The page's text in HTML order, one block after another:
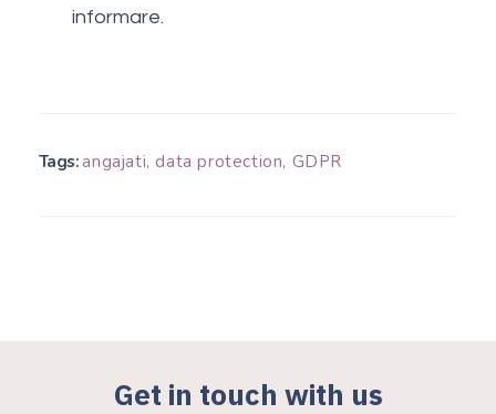
informare.
Tags:angajati,data protection, GDPR
Get in touch with us